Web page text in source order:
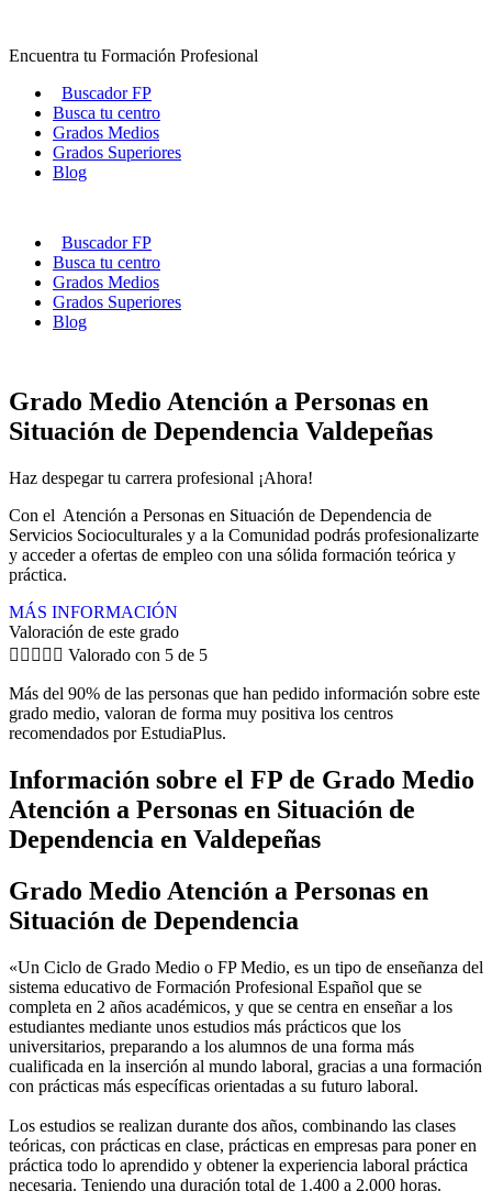
contenido
Encuentra tu Formación Profesional
Buscador FP
Busca tu centro
Grados Medios
Grados Superiores
Blog
Buscador FP
Busca tu centro
Grados Medios
Grados Superiores
Blog
Grado Medio Atención a Personas en
Situación de Dependencia Valdepeñas
Haz despegar tu carrera profesional ¡Ahora!
Con el Atención a Personas en Situación de Dependencia de
Servicios Socioculturales y a la Comunidad podrás profesionalizarte
y acceder a ofertas de empleo con una sólida formación teórica y
práctica.
MÁS INFORMACIÓN
Valoración de este grado
     Valorado con 5 de 5
Más del 90% de las personas que han pedido información sobre este
grado medio, valoran de forma muy positiva los centros
recomendados por EstudiaPlus.
Información sobre el FP de Grado Medio
Atención a Personas en Situación de
Dependencia en Valdepeñas
Grado Medio Atención a Personas en
Situación de Dependencia
«Un Ciclo de Grado Medio o FP Medio, es un tipo de enseñanza del
sistema educativo de Formación Profesional Español que se
completa en 2 años académicos, y que se centra en enseñar a los
estudiantes mediante unos estudios más prácticos que los
universitarios, preparando a los alumnos de una forma más
cualificada en la inserción al mundo laboral, gracias a una formación
con prácticas más específicas orientadas a su futuro laboral.
Los estudios se realizan durante dos años, combinando las clases
teóricas, con prácticas en clase, prácticas en empresas para poner en
práctica todo lo aprendido y obtener la experiencia laboral práctica
necesaria. Teniendo una duración total de 1.400 a 2.000 horas.